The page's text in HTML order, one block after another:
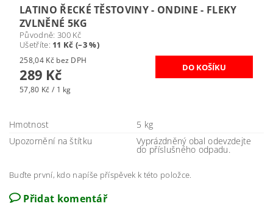
LATINO ŘECKÉ TĚSTOVINY - ONDINE - FLEKY
ZVLNĚNÉ 5KG
Původně: 300 Kč
Ušetříte: 11 Kč (–3 %)
258,04 Kč bez DPH
289 Kč
57,80 Kč / 1 kg
Hmotnost
5 kg
Upozornění na štítku
Vyprázdněný obal odevzdejte
do příslušného odpadu.
Buďte první, kdo napíše příspěvek k této položce.
Přidat komentář